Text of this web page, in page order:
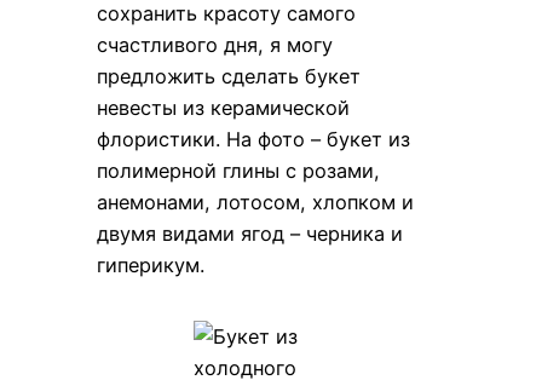
coхранить красоту самого
счастливого дня, я могу
предложить сделать букет
невесты из керамической
флористики. На фото – букет из
полимерной глины с розами,
анемонами, лотосом, хлопком и
двумя видами ягод – черника и
гиперикум.